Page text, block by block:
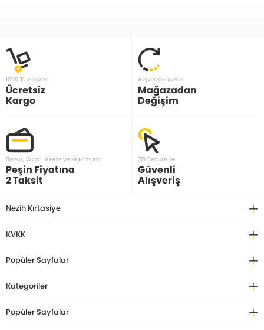
1000 TL ve üzeri
Ücretsiz
Kargo
Alışverişlerinizde
Mağazadan
Değişim
Bonus, Word, Axess ve Maximum
Peşin Fiyatına
2 Taksit
3D Secure ile
Güvenli
Alışveriş
Nezih Kırtasiye
KVKK
Popüler Sayfalar
Kategoriler
Popüler Sayfalar